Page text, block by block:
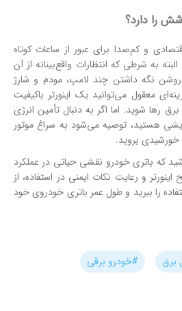
را دارد؟
و کم‌صدا برای عبور از ساعات کوتاه
به شرطی که انتظارات واقع‌بینانه از آن
نگه داشتن چند لامپ، مودم و شارژ
معقول می‌توانید یک اینورتر باکیفیت
رها شوید. اما اگر به دنبال تأمین انرژی
هستید، توصیه می‌شود به سراغ موتور
خورشیدی بروید.
که باتری خودرو نقشی حیاتی در عملکرد
و رعایت نکات ایمنی در استفاده، از
را ببرید و طول عمر باتری خودروی خود
برق #خودرو برقی